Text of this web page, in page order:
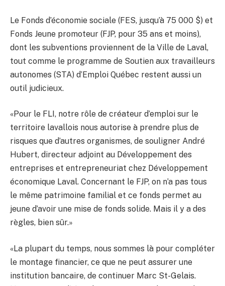
Le Fonds d’économie sociale (FES, jusqu’à 75 000 $) et
Fonds Jeune promoteur (FJP, pour 35 ans et moins),
dont les subventions proviennent de la Ville de Laval,
tout comme le programme de Soutien aux travailleurs
autonomes (STA) d’Emploi Québec restent aussi un
outil judicieux.
«Pour le FLI, notre rôle de créateur d’emploi sur le
territoire lavallois nous autorise à prendre plus de
risques que d’autres organismes, de souligner André
Hubert, directeur adjoint au Développement des
entreprises et entrepreneuriat chez Développement
économique Laval. Concernant le FJP, on n’a pas tous
le même patrimoine familial et ce fonds permet au
jeune d’avoir une mise de fonds solide. Mais il y a des
règles, bien sûr.»
«La plupart du temps, nous sommes là pour compléter
le montage financier, ce que ne peut assurer une
institution bancaire, de continuer Marc St-Gelais.